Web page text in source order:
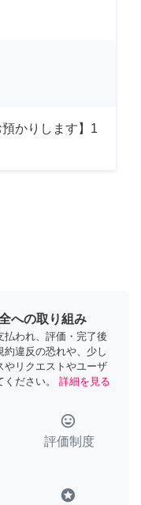
預かりします】1
への取り組み
払われ、評価・完了後
約違反の恐れや、少し
やリクエストやユーザ
ださい。
詳細を見る
tag_faces
評価制度
stars